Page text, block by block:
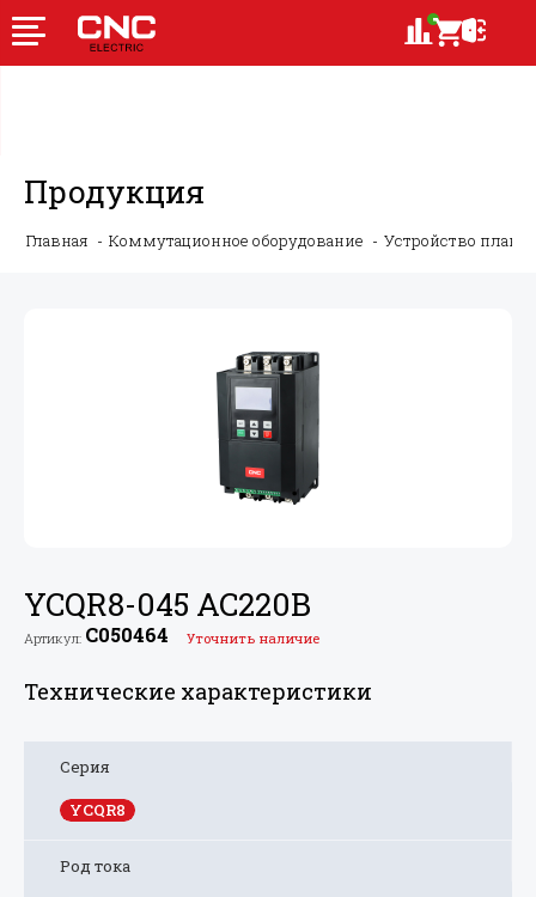
Продукция
Главная Коммутационное оборудование Устройство
YCQR8-045 AC220В
Артикул: C050464 Уточнить наличие
Технические характеристики
Серия
YCQR8
Род тока